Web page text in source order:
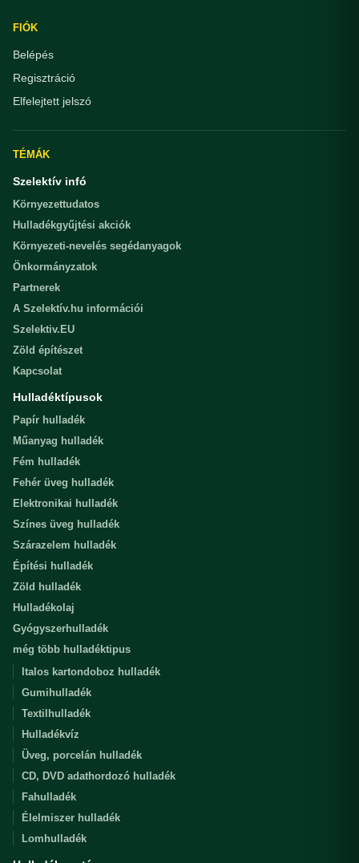
FIÓK
Belépés
Regisztráció
Elfelejtett jelszó
TÉMÁK
Szelektív infó
Környezettudatos
Hulladékgyűjtési akciók
Környezeti-nevelés segédanyagok
Önkormányzatok
Partnerek
A Szelektív.hu információi
Szelektiv.EU
Zöld építészet
Kapcsolat
Hulladéktípusok
Papír hulladék
Műanyag hulladék
Fém hulladék
Fehér üveg hulladék
Elektronikai hulladék
Színes üveg hulladék
Szárazelem hulladék
Építési hulladék
Zöld hulladék
Hulladékolaj
Gyógyszerhulladék
még több hulladéktipus
Italos kartondoboz hulladék
Gumihulladék
Textilhulladék
Hulladékvíz
Üveg, porcelán hulladék
CD, DVD adathordozó hulladék
Fahulladék
Élelmiszer hulladék
Lomhulladék